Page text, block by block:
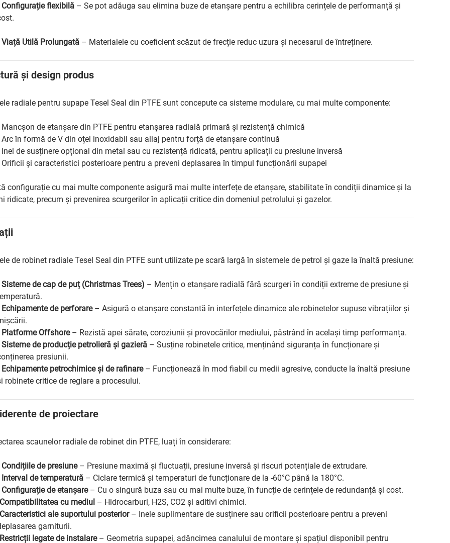
Configurație flexibilă – Se pot adăuga sau elimina buze de etanșare pentru a echilibra cerințele de performanță și
Viață Utilă Prolungată – Materialele cu coeficient scăzut de frecție reduc uzura și necesarul de întreținere.
și design produs
radiale pentru supape Tesel Seal din PTFE sunt concepute ca sisteme modulare, cu mai multe componente:
Mancșon de etanșare din PTFE pentru etanșarea radială primară și rezistență chimică
Arc în formă de V din oțel inoxidabil sau aliaj pentru forță de etanșare continuă
Inel de susținere opțional din metal sau cu rezistență ridicată, pentru aplicații cu presiune inversă
Orificii și caracteristici posterioare pentru a preveni deplasarea în timpul funcționării supapei
configurație cu mai multe componente asigură mai multe interfețe de etanșare, stabilitate în condiții dinamice și la
ridicate, precum și prevenirea scurgerilor în aplicații critice din domeniul petrolului și gazelor.
de robinet radiale Tesel Seal din PTFE sunt utilizate pe scară largă în sistemele de petrol și gaze la înaltă presiune:
Sisteme de cap de puț (Christmas Trees) – Mențin o etanșare radială fără scurgeri în condiții extreme de presiune și
Echipamente de perforare – Asigură o etanșare constantă în interfețele dinamice ale robinetelor supuse vibrațiilor și
Platforme Offshore – Rezistă apei sărate, coroziunii și provocărilor mediului, păstrând în același timp performanța.
Sisteme de producție petrolieră și gazieră – Susține robinetele critice, menținând siguranța în funcționare și
presiunii.
Echipamente petrochimice și de rafinare – Funcționează în mod fiabil cu medii agresive, conducte la înaltă presiune
robinete critice de reglare a procesului.
de proiectare
scaunelor radiale de robinet din PTFE, luați în considerare:
Condițiile de presiune – Presiune maximă și fluctuații, presiune inversă și riscuri potențiale de extrudare.
Interval de temperatură – Ciclare termică și temperaturi de funcționare de la -60°C până la 180°C.
Configurație de etanșare – Cu o singură buza sau cu mai multe buze, în funcție de cerințele de redundanță și cost.
Compatibilitatea cu mediul – Hidrocarburi, H2S, CO2 și aditivi chimici.
Caracteristici ale suportului posterior – Inele suplimentare de susținere sau orificii posterioare pentru a preveni
garniturii.
Restricții legate de instalare – Geometria supapei, adâncimea canalului de montare și spațiul disponibil pentru